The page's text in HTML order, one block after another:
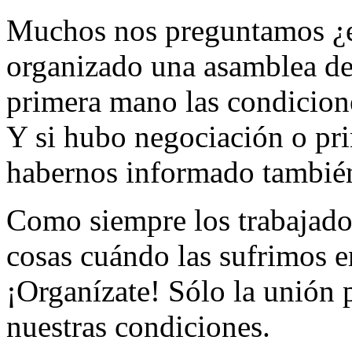
Muchos nos preguntamos
organizado una asamblea
primera mano las
Y si hubo negociación o
habernos informado
Como siempre los
cosas cuándo las sufrimos
¡Organízate! Sólo la unión
nuestras condiciones.